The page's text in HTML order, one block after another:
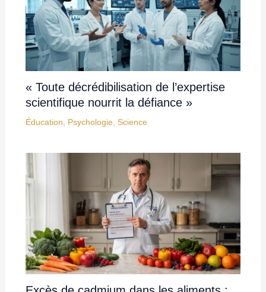
« Toute décrédibilisation de l’expertise
scientifique nourrit la défiance »
Éducation Psychologie Science